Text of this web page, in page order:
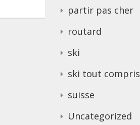
partir pas cher
routard
ski
ski tout compris
suisse
Uncategorized